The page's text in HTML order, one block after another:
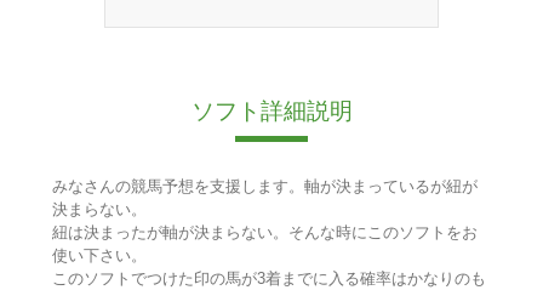
ソフト詳細説明
みなさんの競馬予想を支援します。軸が決まっているが紐が
決まらない。
紐は決まったが軸が決まらない。そんな時にこのソフトをお
使い下さい。
このソフトでつけた印の馬が3着までに入る確率はかなりのも